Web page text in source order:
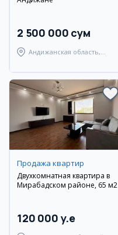
2 500 000 сум
Андижанская область,
Продажа квартир
Двухкомнатная квартира в
Мирабадском районе, 65 м2
120 000 y.e